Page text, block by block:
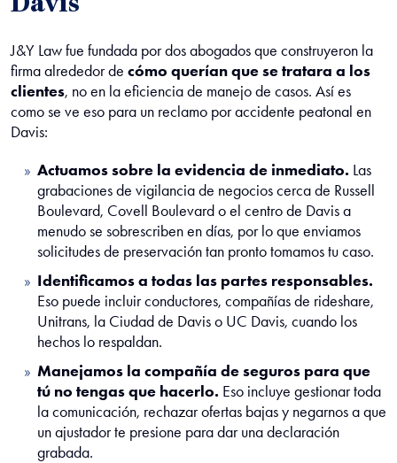
Davis
J&Y Law fue fundada por dos abogados que construyeron la
firma alrededor de cómo querían que se tratara a los
clientes, no en la eficiencia de manejo de casos. Así es
como se ve eso para un reclamo por accidente peatonal en
Davis:
Actuamos sobre la evidencia de inmediato. Las
grabaciones de vigilancia de negocios cerca de Russell
Boulevard, Covell Boulevard o el centro de Davis a
menudo se sobrescriben en días, por lo que enviamos
solicitudes de preservación tan pronto tomamos tu caso.
Identificamos a todas las partes responsables.
Eso puede incluir conductores, compañías de rideshare,
Unitrans, la Ciudad de Davis o UC Davis, cuando los
hechos lo respaldan.
Manejamos la compañía de seguros para que
tú no tengas que hacerlo. Eso incluye gestionar toda
la comunicación, rechazar ofertas bajas y negarnos a que
un ajustador te presione para dar una declaración
grabada.